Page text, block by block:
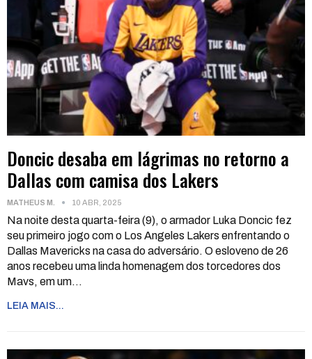
Doncic desaba em lágrimas no retorno a
Dallas com camisa dos Lakers
MATHEUS M. 10 ABR, 2025
Na noite desta quarta-feira (9), o armador Luka Doncic fez
seu primeiro jogo com o Los Angeles Lakers enfrentando o
Dallas Mavericks na casa do adversário. O esloveno de 26
anos recebeu uma linda homenagem dos torcedores dos
Mavs, em um…
LEIA MAIS...